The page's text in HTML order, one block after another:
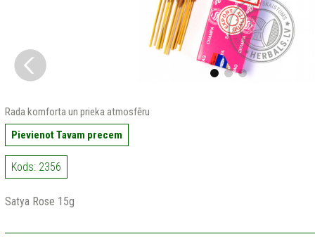
Rada komforta un prieka atmosfēru
Pievienot Tavam precem
Kods: 2356
Satya Rose 15g